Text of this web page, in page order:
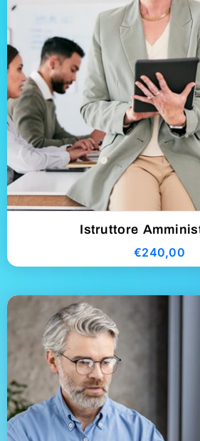
Istruttore
€240,00